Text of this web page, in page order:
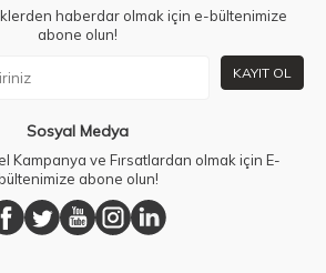
haberdar olmak için e-bültenimize
abone olun!
KAYIT OL
Sosyal Medya
Kampanya ve Fırsatlardan olmak için E-
abone olun!